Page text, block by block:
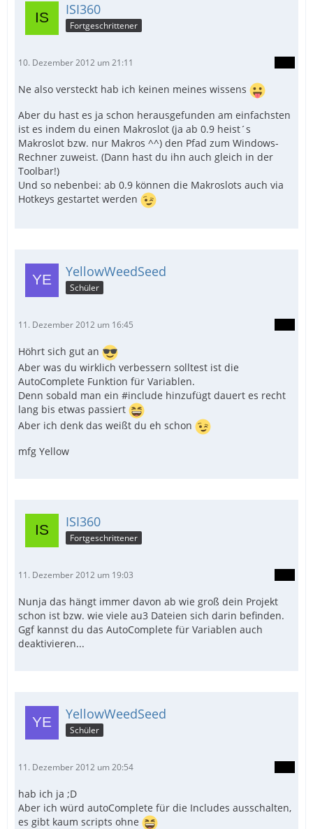
ISI360
Fortgeschrittener
10. Dezember 2012 um 21:11
Ne also versteckt hab ich keinen meines wissens
Aber du hast es ja schon herausgefunden am einfachsten
ist es indem du einen Makroslot (ja ab 0.9 heist´s
Makroslot bzw. nur Makros ^^) den Pfad zum Windows-
Rechner zuweist. (Dann hast du ihn auch gleich in der
Toolbar!)
Und so nebenbei: ab 0.9 können die Makroslots auch via
Hotkeys gestartet werden
YellowWeedSeed
Schüler
11. Dezember 2012 um 16:45
Höhrt sich gut an
Aber was du wirklich verbessern solltest ist die
AutoComplete Funktion für Variablen.
Denn sobald man ein #include hinzufügt dauert es recht
lang bis etwas passiert
Aber ich denk das weißt du eh schon
mfg Yellow
ISI360
Fortgeschrittener
11. Dezember 2012 um 19:03
Nunja das hängt immer davon ab wie groß dein Projekt
schon ist bzw. wie viele au3 Dateien sich darin befinden.
Ggf kannst du das AutoComplete für Variablen auch
deaktivieren...
YellowWeedSeed
Schüler
11. Dezember 2012 um 20:54
hab ich ja ;D
Aber ich würd autoComplete für die Includes ausschalten,
es gibt kaum scripts ohne